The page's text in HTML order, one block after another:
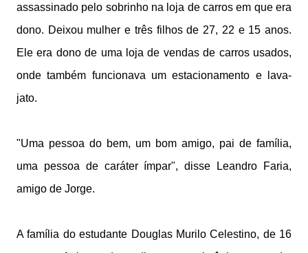
assassinado pelo sobrinho na loja de carros em que era
dono. Deixou mulher e três filhos de 27, 22 e 15 anos.
Ele era dono de uma loja de vendas de carros usados,
onde também funcionava um estacionamento e lava-
jato.
"Uma pessoa do bem, um bom amigo, pai de família,
uma pessoa de caráter ímpar", disse Leandro Faria,
amigo de Jorge.
A família do estudante Douglas Murilo Celestino, de 16